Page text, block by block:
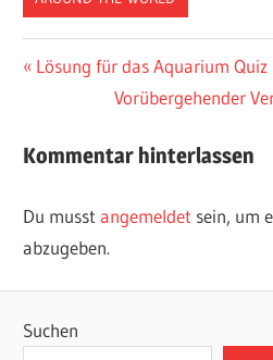
Beitragsnavigation
Vorheriger
Lösung für das Aquarium Quiz
Nächster
Vorübergehender
Kommentar hinterlassen
Du musstangemeldet sein, um
abzugeben.
Suchen